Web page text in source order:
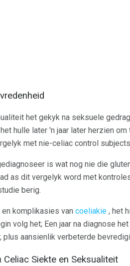
het gekyk na seksuele
hulle later 'n jaar later herzien
met nie-celiac control
is wat nog nie die
as dit vergelyk word met
berig.
en komplikasies van coeliakie , het
volg het; Een jaar na diagnose
aansienlik verbeterde
Siekte en Seksualiteit